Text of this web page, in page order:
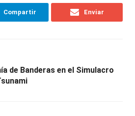
Compartir Enviar
de Banderas en el Simulacro